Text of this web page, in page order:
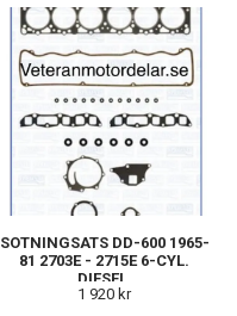
SOTNINGSATS DD-600 1965-
81 2703E - 2715E 6-CYL.
DIESEL.
1 920 kr